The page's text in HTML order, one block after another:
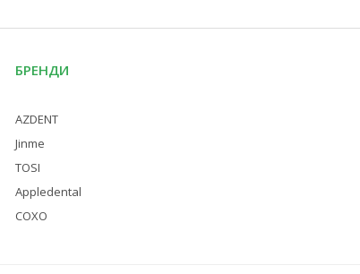
БРЕНДИ
AZDENT
Jinme
TOSI
Appledental
COXO